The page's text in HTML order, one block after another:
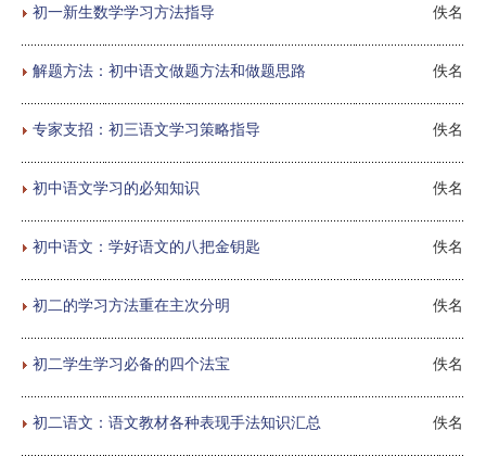
初一新生数学学习方法指导 佚名
解题方法：初中语文做题方法和做题思路 佚名
专家支招：初三语文学习策略指导 佚名
初中语文学习的必知知识 佚名
初中语文：学好语文的八把金钥匙 佚名
初二的学习方法重在主次分明 佚名
初二学生学习必备的四个法宝 佚名
初二语文：语文教材各种表现手法知识汇总 佚名